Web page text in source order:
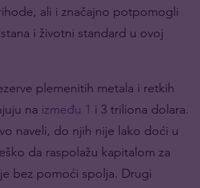
ali i značajno potpomogli
i životni standard u ovoj
plemenitih metala i retkih
na između 1 i 3 triliona dolara.
naveli, do njih nije lako doći u
da raspolažu kapitalom za
bez pomoći spolja. Drugi